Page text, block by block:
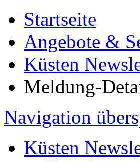
Startseite
Angebote &
Küsten
Meldung-
Navigation
Küsten